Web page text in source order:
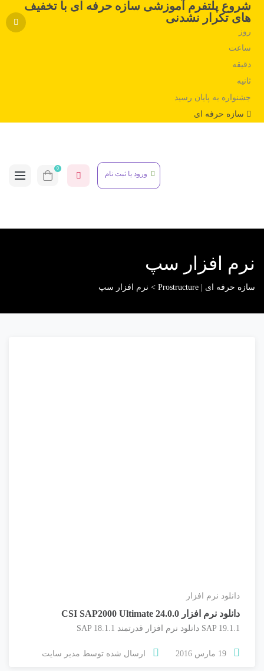
شروع پلتفرم آموزشی سازه حرفه ای با تخفیف
های تکرار نشدنی
روز
ساعت
دقیقه
ثانیه
جشنواره به پایان رسید
سازه حرفه ای
ورود یا ثبت نام
0
نرم افزار سپ
سازه حرفه ای | Prostructure > نرم افزار سپ
دانلود نرم افزار
دانلود نرم افزار CSI SAP2000 Ultimate 24.0.0
SAP 19.1.1 دانلود نرم افزار قدرتمند SAP 18.1.1
ارسال شده توسط مدیر سایت